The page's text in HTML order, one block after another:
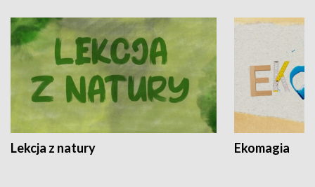
Lekcja z natury Ekomagia